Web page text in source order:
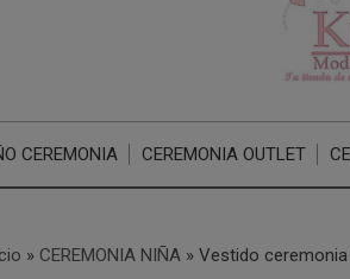
CEREMONIA CEREMONIA OUTLET
» CEREMONIA NIÑA» Vestido ceremonia